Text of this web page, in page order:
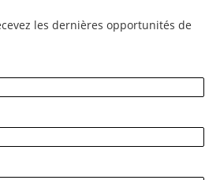
les dernières opportunités de